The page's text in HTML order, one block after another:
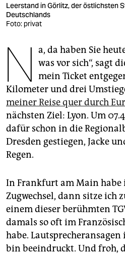
shop
fragen & hilfe
unterstützen
genossenschaft
epaper login
Leerstand in Görlitz, der östlichsten
Deutschlands
Foto: privat
N a, da haben Sie
was vor sich“, sagt
mein Ticket
Kilometer und drei
meiner Reise quer durch
nächsten Ziel: Lyon. Um
dafür schon in die
Dresden gestiegen, Jacke
Regen.
In Frankfurt am Main habe
Zugwechsel, dann sitze ich
einem dieser berühmten
damals so oft im
habe.
bin beeindruckt. Und froh,